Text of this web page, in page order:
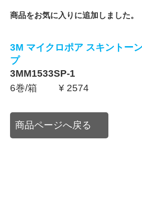
商品をお気に入りに追加しました。
3M マイクロポア スキントー
プ
3MM1533SP-1
6巻/箱 ¥ 2574
商品ページへ戻る